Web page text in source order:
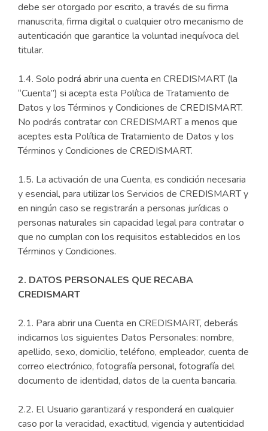
debe ser otorgado por escrito, a través de su firma
manuscrita, firma digital o cualquier otro mecanismo de
autenticación que garantice la voluntad inequívoca del
titular.
1.4. Solo podrá abrir una cuenta en CREDISMART (la
“Cuenta”) si acepta esta Política de Tratamiento de
Datos y los Términos y Condiciones de CREDISMART.
No podrás contratar con CREDISMART a menos que
aceptes esta Política de Tratamiento de Datos y los
Términos y Condiciones de CREDISMART.
1.5. La activación de una Cuenta, es condición necesaria
y esencial, para utilizar los Servicios de CREDISMART y
en ningún caso se registrarán a personas jurídicas o
personas naturales sin capacidad legal para contratar o
que no cumplan con los requisitos establecidos en los
Términos y Condiciones.
2. DATOS PERSONALES QUE RECABA
CREDISMART
2.1. Para abrir una Cuenta en CREDISMART, deberás
indicarnos los siguientes Datos Personales: nombre,
apellido, sexo, domicilio, teléfono, empleador, cuenta de
correo electrónico, fotografía personal, fotografía del
documento de identidad, datos de la cuenta bancaria.
2.2. El Usuario garantizará y responderá en cualquier
caso por la veracidad, exactitud, vigencia y autenticidad